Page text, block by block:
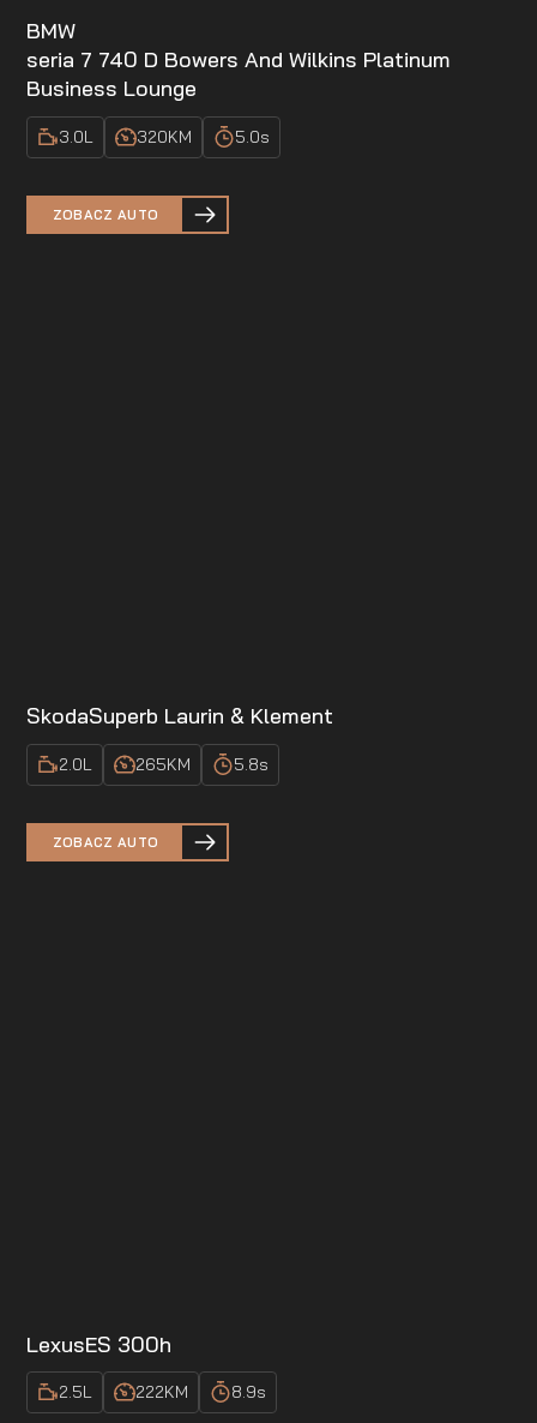
BMW
seria 7 740 D Bowers And Wilkins Platinum
Business Lounge
3.0L 320KM 5.0s
ZOBACZ AUTO
SkodaSuperb Laurin & Klement
2.0L 265KM 5.8s
ZOBACZ AUTO
LexusES 300h
2.5L 222KM 8.9s